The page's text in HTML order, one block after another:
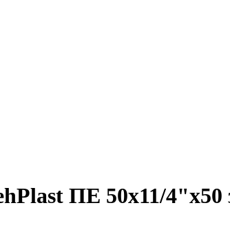
ПЕ 50x11/4"x50